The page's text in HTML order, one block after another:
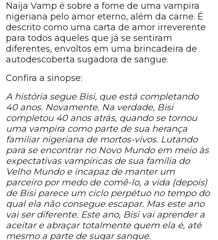
Naija Vamp é sobre a fome de uma vampira
nigeriana pelo amor eterno, além da carne. É
descrito como uma carta de amor irreverente
para todos aqueles que já se sentiram
diferentes, envoltos em uma brincadeira de
autodescoberta sugadora de sangue.
Confira a sinopse:
A história segue Bisi, que está completando
40 anos. Novamente. Na verdade, Bisi
completou 40 anos atrás, quando se tornou
uma vampira como parte de sua herança
familiar nigeriana de mortos-vivos. Lutando
para se encontrar no Novo Mundo em meio às
expectativas vampíricas de sua família do
Velho Mundo e incapaz de manter um
parceiro por medo de comê-lo, a vida (depois)
de Bisi parece um ciclo perpétuo no tempo do
qual ela não consegue escapar. Mas este ano
vai ser diferente. Este ano, Bisi vai aprender a
aceitar e abraçar totalmente quem ela é, até
mesmo a parte de sugar sangue.